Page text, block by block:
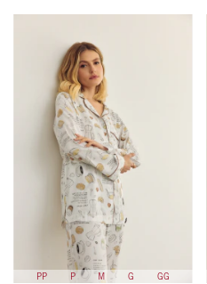
PP P M G GG